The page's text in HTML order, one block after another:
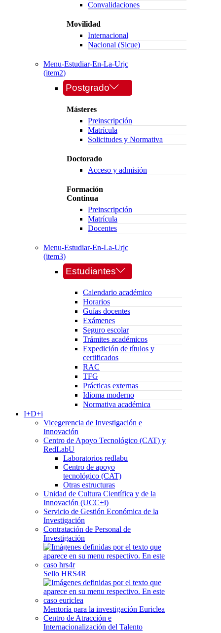
Convalidaciones
Movilidad
Internacional
Nacional (Sicue)
Menu-Estudiar-En-La-Urjc
(item2)
Postgrado
Másteres
Preinscripción
Matrícula
Solicitudes y Normativa
Doctorado
Acceso y admisión
Formación
Continua
Preinscripción
Matrícula
Docentes
Menu-Estudiar-En-La-Urjc
(item3)
Estudiantes
Calendario académico
Horarios
Guías docentes
Exámenes
Seguro escolar
Trámites académicos
Expedición de títulos y
certificados
RAC
TFG
Prácticas externas
Idioma moderno
Normativa académica
I+D+i
Vicegerencia de Investigación e
Innovación
Centro de Apoyo Tecnológico (CAT) y
RedLabU
Laboratorios redlabu
Centro de apoyo
tecnológico (CAT)
Otras estructuras
Unidad de Cultura Científica y de la
Innovación (UCC+i)
Servicio de Gestión Económica de la
Investigación
Contratación de Personal de
Investigación
Sello HRS4R
Mentoría para la investigación Euriclea
Centro de Atracción e
Internacionalización del Talento